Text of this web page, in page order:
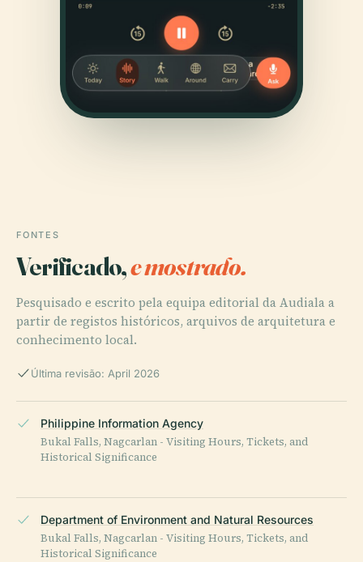
FONTES
Verificado,e mostrado.
Pesquisado e escrito pela equipa editorial da Audiala a
partir de registos históricos, arquivos de arquitetura e
conhecimento local.
Última revisão: April 2026
Philippine Information Agency
Bukal Falls, Nagcarlan - Visiting Hours, Tickets, and
Historical Significance
Department of Environment and Natural Resources
Bukal Falls, Nagcarlan - Visiting Hours, Tickets, and
Historical Significance